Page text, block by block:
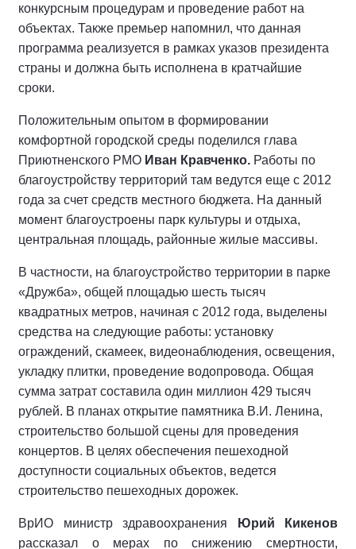
конкурсным процедурам и проведение работ на
объектах. Также премьер напомнил, что данная
программа реализуется в рамках указов президента
страны и должна быть исполнена в кратчайшие
сроки.
Положительным опытом в формировании
комфортной городской среды поделился глава
Приютненского РМО Иван Кравченко. Работы по
благоустройству территорий там ведутся еще с 2012
года за счет средств местного бюджета. На данный
момент благоустроены парк культуры и отдыха,
центральная площадь, районные жилые массивы.
В частности, на благоустройство территории в парке
«Дружба», общей площадью шесть тысяч
квадратных метров, начиная с 2012 года, выделены
средства на следующие работы: установку
ограждений, скамеек, видеонаблюдения, освещения,
укладку плитки, проведение водопровода. Общая
сумма затрат составила один миллион 429 тысяч
рублей. В планах открытие памятника В.И. Ленина,
строительство большой сцены для проведения
концертов. В целях обеспечения пешеходной
доступности социальных объектов, ведется
строительство пешеходных дорожек.
ВрИО министр здравоохранения
Юрий Кикенов
рассказал о мерах по снижению смертности,